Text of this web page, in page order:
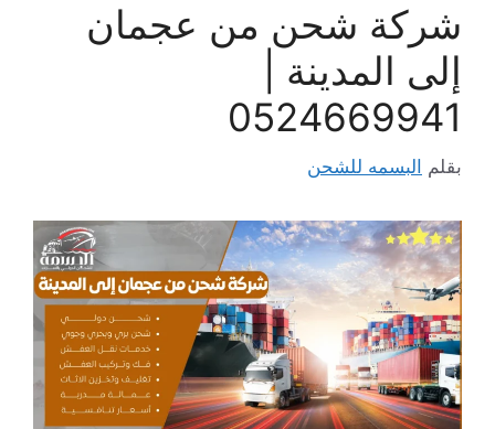
شركة شحن من عجمان
إلى المدينة |
0524669941
بقلم البسمه للشحن